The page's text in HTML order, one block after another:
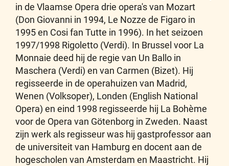
in de Vlaamse Opera drie opera's van Mozart
(Don Giovanni in 1994, Le Nozze de Figaro in
1995 en Cosi fan Tutte in 1996). In het seizoen
1997/1998 Rigoletto (Verdi). In Brussel voor La
Monnaie deed hij de regie van Un Ballo in
Maschera (Verdi) en van Carmen (Bizet). Hij
regisseerde in de operahuizen van Madrid,
Wenen (Volksoper), Londen (English National
Opera) en eind 1998 regisseerde hij La Bohème
voor de Opera van Götenborg in Zweden. Naast
zijn werk als regisseur was hij gastprofessor aan
de universiteit van Hamburg en docent aan de
hogescholen van Amsterdam en Maastricht. Hij